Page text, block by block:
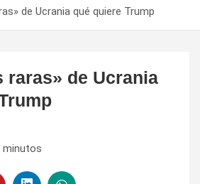
de Ucrania qué quiere Trump
raras» de Ucrania
minutos